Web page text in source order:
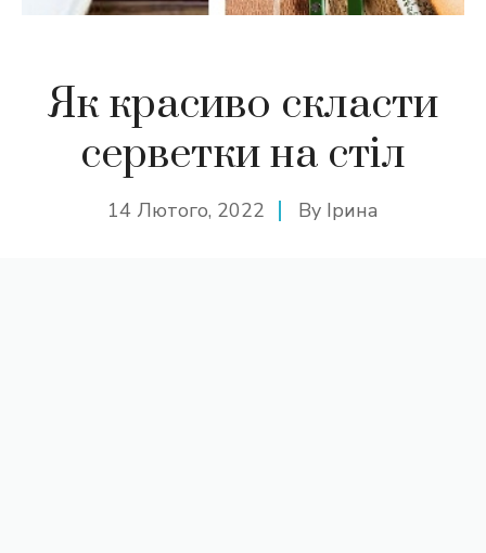
Як красиво скласти
серветки на стіл
14 Лютого, 2022 By Ірина